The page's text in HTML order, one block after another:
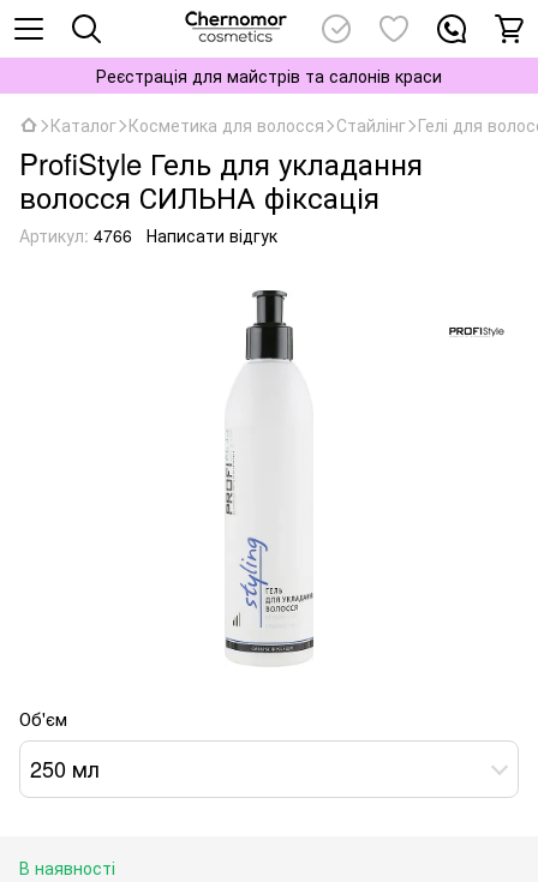
Реєстрація для майстрів та салонів краси
Каталог Косметика для волосся Стайлінг Гелі для
ProfiStyle Гель для укладання
волосся СИЛЬНА фіксація
Артикул: 4766 Написати відгук
Об'єм
250 мл
В наявності